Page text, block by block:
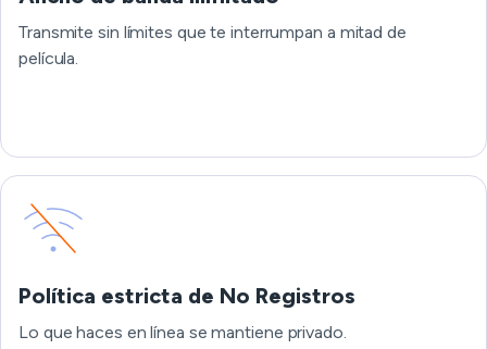
Transmite sin límites que te interrumpan a mitad de
película.
Política estricta de No Registros
Lo que haces en línea se mantiene privado.